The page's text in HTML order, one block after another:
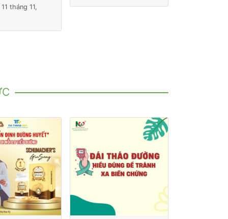
Thứ Hai, 11 tháng 11,